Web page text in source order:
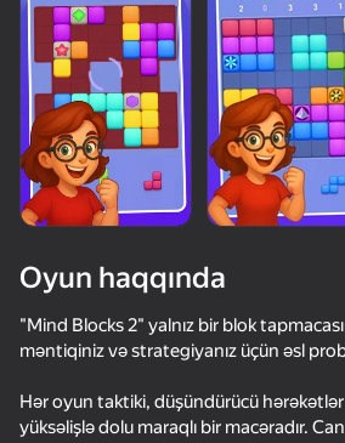
Yüklənir
Oyun haqqında
"Mind Blocks 2" yalnız bir blok
məntiqiniz və strategiyanız üçün əsl
Hər oyun taktiki, düşündürücü
yüksəlişlə dolu maraqlı bir macəradır.